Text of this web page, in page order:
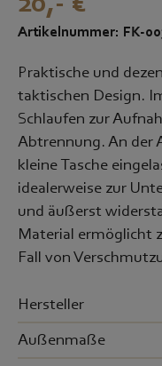
Artikelnummer: FK-
Praktische und
taktischen Design.
Schlaufen zur
Abtrennung. An der
kleine Tasche
idealerweise zur
und äußerst
Material ermöglicht
Fall von
Hersteller
Außenmaße